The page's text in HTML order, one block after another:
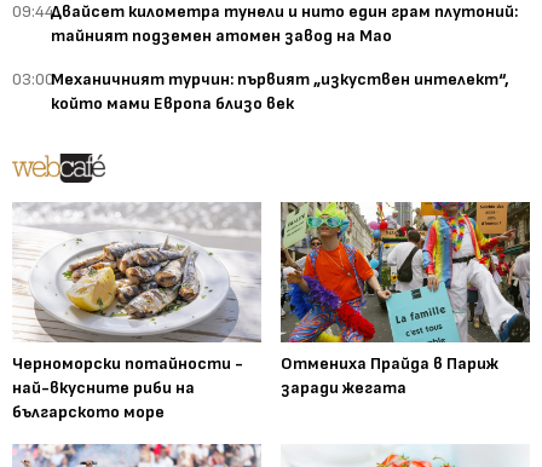
09:44Двайсет километра тунели и нито един грам плутоний:
тайният подземен атомен завод на Мао
03:00Механичният турчин: първият „изкуствен интелект“,
който мами Европа близо век
Черноморски потайности -
най-вкусните риби на
българското море
Отмениха Прайда в Париж
заради жегата